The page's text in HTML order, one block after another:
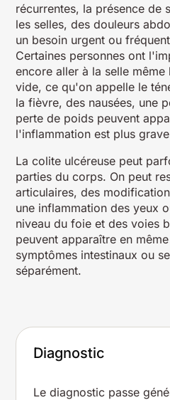
récurrentes, la présence de
les selles, des douleurs
un besoin urgent ou
Certaines personnes ont
encore aller à la selle
vide, ce qu'on appelle le
la fièvre, des nausées, une
perte de poids peuvent
l'inflammation est plus
La colite ulcéreuse peut
parties du corps. On peut
articulaires, des
une inflammation des yeux
niveau du foie et des voies
peuvent apparaître en
symptômes intestinaux ou
séparément.
Diagnostic
Le diagnostic passe